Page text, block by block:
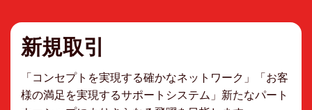
新規取引
「コンセプトを実現する確かなネットワーク」「お客
様の満足を実現するサポートシステム」新たなパート